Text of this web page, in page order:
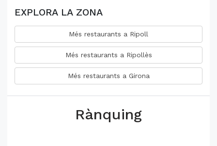
EXPLORA LA ZONA
Més restaurants a Ripoll
Més restaurants a Ripollès
Més restaurants a Girona
Rànquing